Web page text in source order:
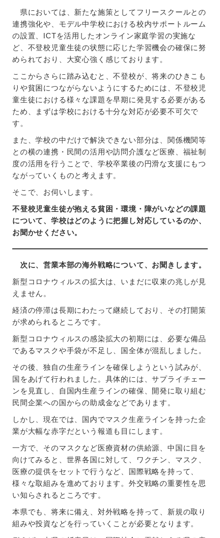
県においては、新たな施策としてフリースクールとの
連携強化や、モデル中学校における校内サポートルーム
の設置、ICTを活用したオンライン家庭学習の実施な
ど、不登校児童生徒の状態に応じた学習機会の確保に努
められており、大変心強く感じております。
ここからさらに踏み込むと、不登校が、将来のひきこも
りや貧困につながらないようにするためには、不登校児
童生徒における様々な課題を早期に発見する必要がある
ため、まずは学校における十分な対応が必要不可欠で
す。
また、学校の中だけで解決できない部分は、関係機関等
との横の連携・民間の活用や訪問介護など医療、福祉制
度の活用を行うことで、学校卒業後の円滑な支援にもつ
ながっていくものと考えます。
そこで、お伺いします。
不登校児童生徒が抱える貧困・環境・障がいなどの課題
について、学校はどのように把握し対応しているのか、
お聞かせください。
次に、営業本部の海外戦略について、お聞きします。
新型コロナウィルスの拡大は、いまだに収束の兆しが見
えません。
経済の停滞は長期にわたって継続しており、その打開策
が求められるところです。
新型コロナウィルスの感染拡大の初期には、必要な備品
であるマスクや手袋が不足し、国全体が混乱しました。
その後、独自の生産ラインを確保しようという試みが、
国をあげて行われました。具体的には、サプライチェー
ンを見直し、自国内生産ラインの確保、開発に取り組む
民間企業への国からの助成金などであります。
しかし、現在では、国内でマスク生産ラインを持った企
業が大幅な赤字だという報道も目にします。
一方で、そのマスクなど医療資材の供給源、中国に目を
向けてみると、世界各国に対して、ワクチン、マスク、
医療の提供をセットで行うなど、国際戦略を持って、
様々な取組みを進めております。外交戦略の重要性を思
い知らされるところです。
本県でも、将来に備え、対外戦略を持って、新規の取り
組みや投資などを行っていくことが必要となります。